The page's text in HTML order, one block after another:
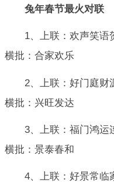
兔年春节最火对联
1、上联：欢声笑语
横批：合家欢乐
2、上联：好门庭财
横批：兴旺发达
3、上联：福门鸿运
横批：景泰春和
4、上联：好景常临